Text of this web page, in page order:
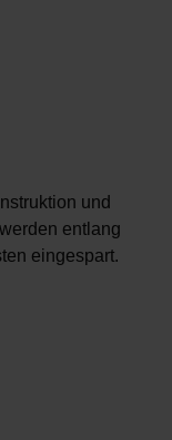
und
entlang
eingespart.